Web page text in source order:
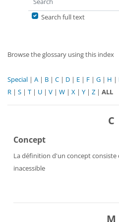
Search
Search full text
Browse the glossary using this index
Special | A | B | C | D | E | F | G | H |
R | S | T | U | V | W | X | Y | Z | ALL
C
Concept
La définition d'un concept consiste
inacessible
M